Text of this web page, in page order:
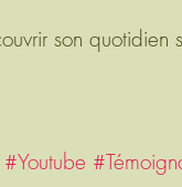
son quotidien
#Youtube